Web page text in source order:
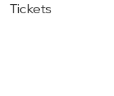
Tickets